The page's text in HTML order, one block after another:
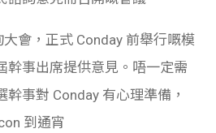
會，正式 Conday 前舉行嘅模
幹事出席提供意見。唔一定需
事對 Conday 有心理準備，
到通宵